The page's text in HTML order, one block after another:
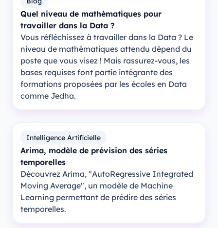
Quel niveau de mathématiques pour
travailler dans la Data ?
Vous réfléchissez à travailler dans la Data ? Le
niveau de mathématiques attendu dépend du
poste que vous visez ! Mais rassurez-vous, les
bases requises font partie intégrante des
formations proposées par les écoles en Data
comme Jedha.
Intelligence Artificielle
Arima, modèle de prévision des séries
temporelles
Découvrez Arima, "AutoRegressive Integrated
Moving Average", un modèle de Machine
Learning permettant de prédire des séries
temporelles.